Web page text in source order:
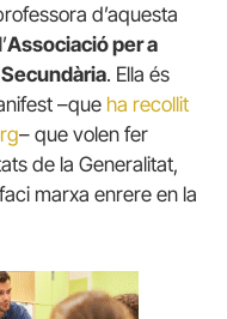
d’aquesta
Associació per a
. Ella és
–que ha recollit
– que volen fer
de la Generalitat,
marxa enrere en la